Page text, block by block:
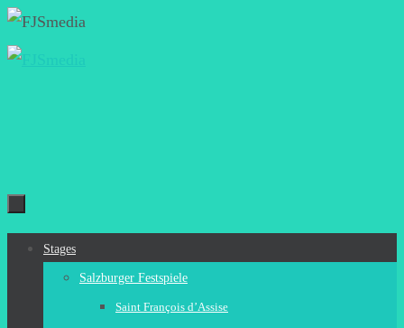
Zum
Inhalt
Zum
Stages
Salzburger Festspiele
Saint François d’Assise